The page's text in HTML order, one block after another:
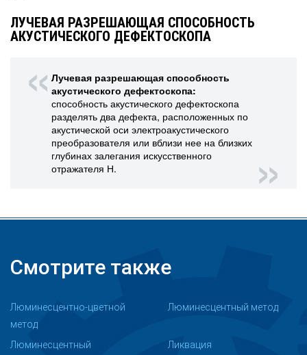
ЛУЧЕВАЯ РАЗРЕШАЮЩАЯ СПОСОБНОСТЬ
АКУСТИЧЕСКОГО ДЕФЕКТОСКОПА
Лучевая разрешающая способность
акустического дефектоскопа:
способность акустического дефектоскопа
разделять два дефекта, расположенных по
акустической оси электроакустического
преобразователя или вблизи нее на близких
глубинах залегания искусственного
отражателя Н.
Смотрите также
Люминесцентно-цветной
метод
Люминесцентный метод
Люминесцентный
Ликвация